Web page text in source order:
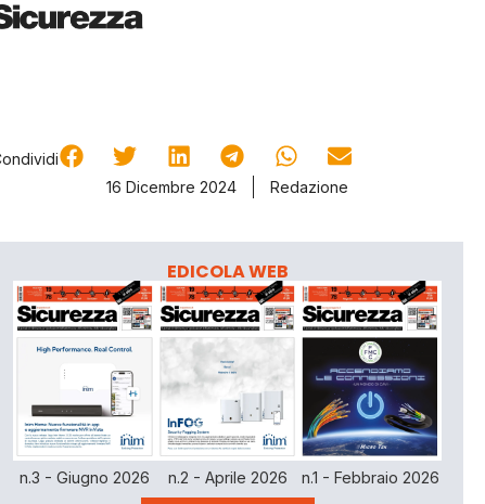
16 Dicembre 2024
Redazione
EDICOLA WEB
n.3 - Giugno 2026 n.2 - Aprile 2026 n.1 - Febbraio 2026